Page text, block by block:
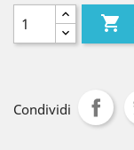

Condividi